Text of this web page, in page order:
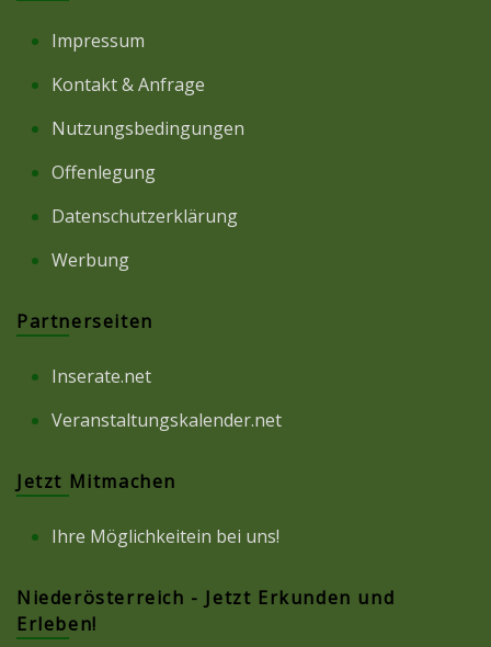
Impressum
Kontakt & Anfrage
Nutzungsbedingungen
Offenlegung
Datenschutzerklärung
Werbung
Partnerseiten
Inserate.net
Veranstaltungskalender.net
Jetzt Mitmachen
Ihre Möglichkeitein bei uns!
Niederösterreich - Jetzt Erkunden und
Erleben!